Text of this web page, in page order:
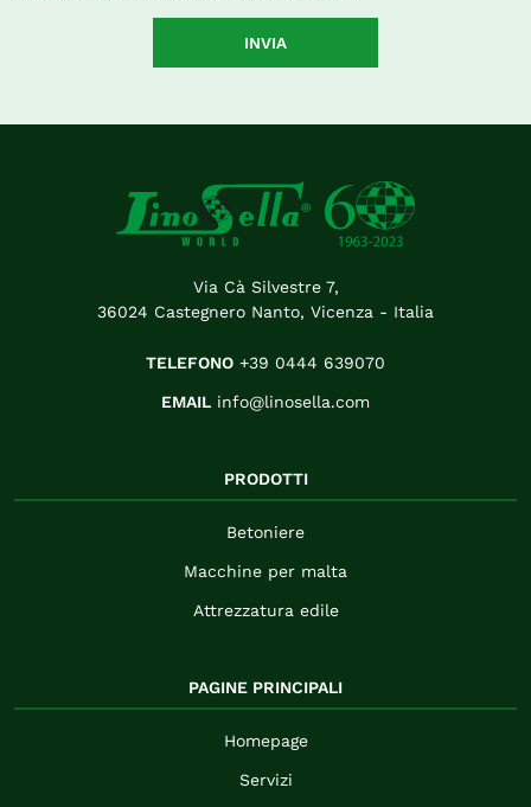
INVIA
Via Cà Silvestre 7,
36024 Castegnero Nanto, Vicenza - Italia
TELEFONO +39 0444 639070
EMAIL info@linosella.com
PRODOTTI
Betoniere
Macchine per malta
Attrezzatura edile
PAGINE PRINCIPALI
Homepage
Servizi